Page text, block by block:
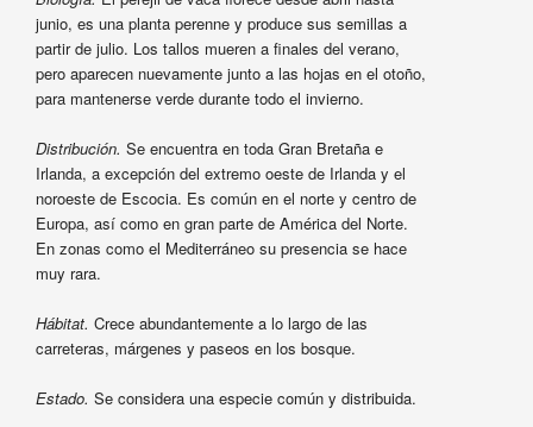
junio, es una planta perenne y produce sus semillas a
partir de julio. Los tallos mueren a finales del verano,
pero aparecen nuevamente junto a las hojas en el otoño,
para mantenerse verde durante todo el invierno.
Distribución. Se encuentra en toda Gran Bretaña e
Irlanda, a excepción del extremo oeste de Irlanda y el
noroeste de Escocia. Es común en el norte y centro de
Europa, así como en gran parte de América del Norte.
En zonas como el Mediterráneo su presencia se hace
muy rara.
Hábitat. Crece abundantemente a lo largo de las
carreteras, márgenes y paseos en los bosque.
Estado. Se considera una especie común y distribuida.